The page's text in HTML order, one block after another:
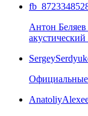
Антон
Официальные